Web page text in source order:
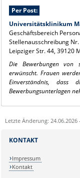
Per Post:
Universitätsklinikum
Geschäftsbereich
Stellenausschreibung
Leipziger Str. 44, 39120
Die Bewerbungen von
erwünscht. Frauen
Einverständnis, dass
Bewerbungsunterlagen
Letzte Änderung:
KONTAKT
Impressum
Kontakt